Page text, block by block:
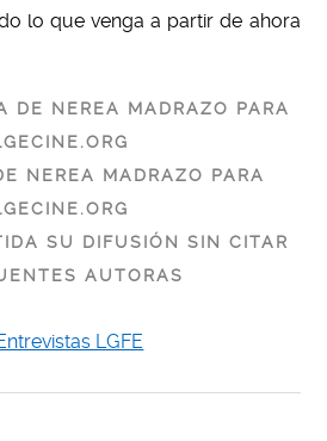
lo que venga a partir de ahora
DE NEREA MADRAZO PARA
NEREA MADRAZO PARA
SU DIFUSIÓN SIN CITAR
AUTORAS
LGFE